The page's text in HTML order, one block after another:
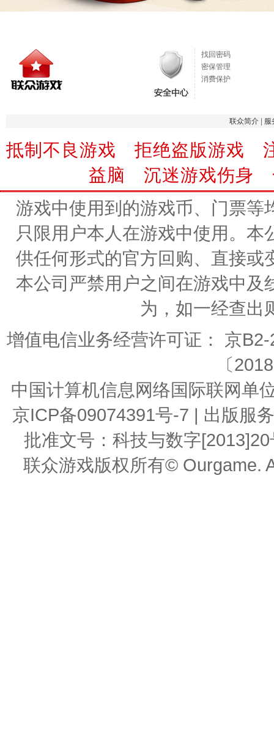
找回密码
密保管理
消费保护
联众简介| 服
抵制不良游戏 拒绝盗版游戏
益脑 沉迷游戏伤身
游戏中使用到的游戏币、门票等
只限用户本人在游戏中使用。
供任何形式的官方回购、直接或
本公司严禁用户之间在游戏中及
为，如一经查出
增值电信业务经营许可证： 京
〔
中国计算机信息网络国际联网单
京ICP备09074391号-7 | 出版服
批准文号：科技与数字
联众游戏版权所有© Ourgame.